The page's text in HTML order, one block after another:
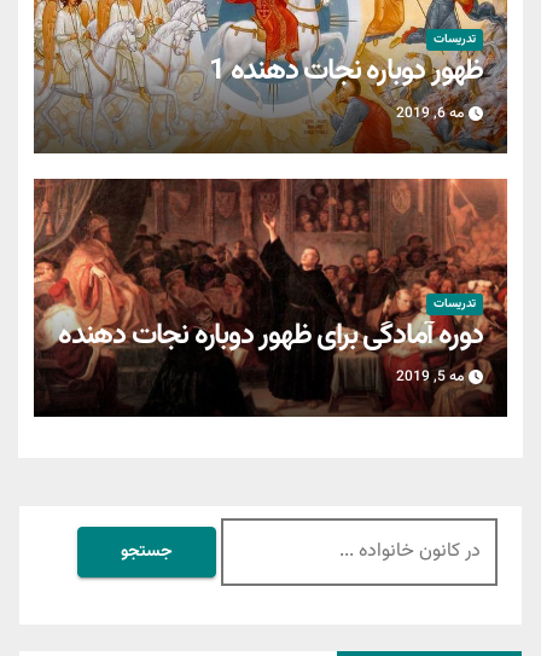
تدریسات
ظهور دوباره نجات دهنده 1
مه 6, 2019
تدریسات
دوره آمادگی برای ظهور دوباره نجات دهنده
مه 5, 2019
جستجو